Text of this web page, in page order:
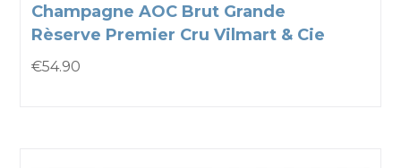
Champagne AOC Brut Grande
Rèserve Premier Cru Vilmart & Cie
€54.90